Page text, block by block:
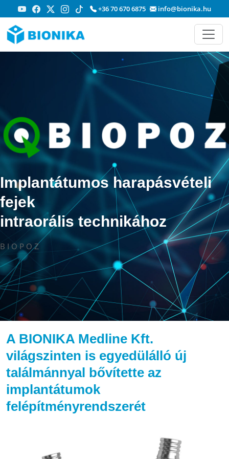
+36 70 670 6875 info@bionika.hu
Implantátumos harapásvételi
fejek
intraorális technikához
B I O P OZ
A BIONIKA Medline Kft.
világszinten is egyedülálló új
találmánnyal bővítette az
implantátumok
felépítményrendszerét